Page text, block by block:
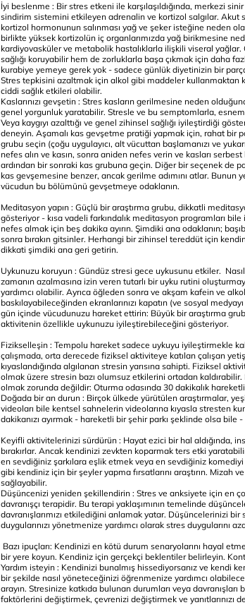
İyi beslenme : Bir stres etkeni ile karşılaşıldığında, merkezi
sindirim sistemini etkileyen adrenalin ve kortizol salgılar. Akut
kortizol hormonunun salınması yağ ve şeker isteğine neden
birlikte yüksek kortizolün iç organlarımızda yağ birikmesine
kardiyovasküler ve metabolik hastalıklarla ilişkili viseral
sağlığı koruyabilir hem de zorluklarla başa çıkmak için daha
kurabiye yemeye gerek yok - sadece günlük diyetinizin bir
Stres tepkisini azaltmak için alkol gibi maddeler kullanmaktan
ciddi sağlık etkileri olabilir.
Kaslarınızı gevşetin : Stres kasların gerilmesine neden
genel yorgunluk yaratabilir. Stresle ve bu semptomlarla,
Veya kaygıyı azalttığı ve genel zihinsel sağlığı iyileştirdiği
deneyin. Aşamalı kas gevşetme pratiği yapmak için, rahat bir
grubu seçin (çoğu uygulayıcı, alt vücuttan başlamanızı ve
nefes alın ve kasın, sonra aniden nefes verin ve kasları
ardından bir sonraki kas grubuna geçin. Diğer bir seçenek de
kas gevşemesine benzer, ancak gerilme adımını atlar.
vücudun bu bölümünü gevşetmeye odaklanın.
Meditasyon yapın : Güçlü bir araştırma grubu, dikkatli
gösteriyor - kısa vadeli farkındalık meditasyon programları
nefes almak için beş dakika ayırın. Şimdiki ana odaklanın;
sonra bırakın gitsinler. Herhangi bir zihinsel tereddüt için
dikkati şimdiki ana geri getirin.
Uykunuzu koruyun : Gündüz stresi gece uykusunu etkiler.
zamanın azalmasına izin veren tutarlı bir uyku rutini
yardımcı olabilir. Ayrıca öğleden sonra ve akşam kafein ve
baskılayabileceğinden ekranlarınızı kapatın (ve sosyal
gün içinde vücudunuzu hareket ettirin: Büyük bir araştırma
aktivitenin özellikle uykunuzu iyileştirebileceğini gösteriyor.
Fizikselleşin : Tempolu hareket sadece uykuyu iyileştirmekle
çalışmada, orta derecede fiziksel aktiviteye katılan çalışan
kıyaslandığında algılanan stresin yarısına sahipti. Fiziksel
olmak üzere stresin bazı olumsuz etkilerini ortadan
olmak zorunda değildir: Oturma odasında 30 dakikalık
Doğada bir an durun : Birçok ülkede yürütülen araştırmalar,
videoları bile kentsel sahnelerin videolarına kıyasla stresten
dakikanızı ayırmak - hareketli bir şehir parkı şeklinde olsa
Keyifli aktivitelerinizi sürdürün : Hayat ezici bir hal aldığında,
bırakırlar. Ancak kendinizi zevkten koparmak ters etki
en sevdiğiniz şarkılara eşlik etmek veya en sevdiğiniz
gibi kendiniz için bir şeyler yapma fırsatlarını araştırın. Mizah
sağlayabilir.
Düşüncenizi yeniden şekillendirin : Stres ve anksiyete için en
davranışçı terapidir. Bu terapi yaklaşımının temelinde
davranışlarımızı etkilediğini anlamak yatar. Düşüncelerinizi
duygularınızı yönetmenize yardımcı olarak stres duygularını
Bazı ipuçları: Kendinizi en kötü durum senaryolarını hayal
bir yere koyun. Kendiniz için gerçekçi beklentiler belirleyin.
Yardım isteyin : Kendinizi bunalmış hissediyorsanız ve kendi
bir şekilde nasıl yöneteceğinizi öğrenmenize yardımcı
arayın. Stresinize katkıda bulunan durumları veya
faktörlerini değiştirmek, çevrenizi değiştirmek ve yanıtlarınızı